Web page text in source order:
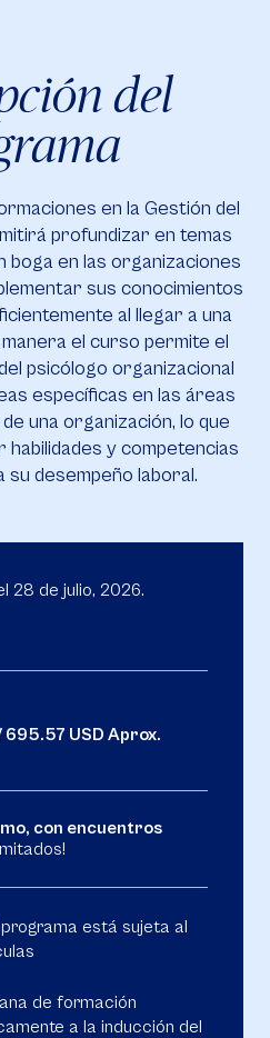
del
en la Gestión del
profundizar en temas
boga en las organizaciones
sus conocimientos
al llegar a una
el curso permite el
psicólogo organizacional
específicas en las áreas
una organización, lo que
y competencias
desempeño laboral.
28 de julio, 2026.
USD Aprox.
con encuentros
está sujeta al
de formación
a la inducción del